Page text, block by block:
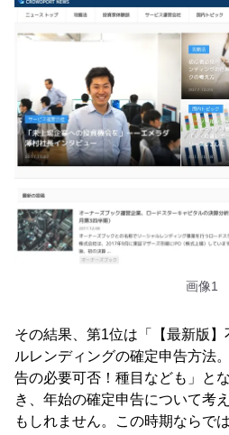
画像1
その結果、第1位は「【最新版
ルレンディングの確定申告方法
告の必要可否！種目なども」と
き、年始の確定申告について考
もしれません。この時期ならで